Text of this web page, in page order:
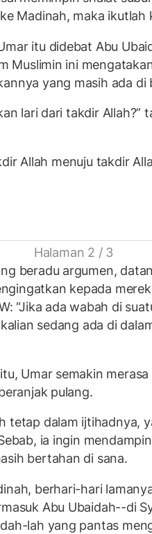
Madinah, maka ikutlah
itu didebat Abu
Muslimin ini
yang masih ada di
lari dari takdir Allah?”
Allah menuju takdir
Halaman 2 / 3
beradu argumen,
kepada
“Jika ada wabah di
sedang ada di
Umar semakin
pulang.
tetap dalam ijtihadnya,
ia ingin
bertahan di sana.
berhari-hari
Abu Ubaidah--di
lah yang pantas